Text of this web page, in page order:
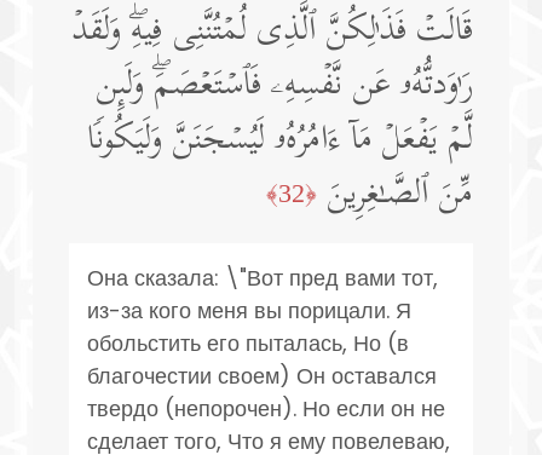
قَالَتۡ فَذَ ٰ⁠لِكُنَّ ٱلَّذِی لُمۡتُنَّنِی فِیهِۖ وَلَقَدۡ
رَ ٰ⁠وَدتُّهُۥ عَن نَّفۡسِهِۦ فَٱسۡتَعۡصَمَۖ وَلَىِٕن
لَّمۡ یَفۡعَلۡ مَاۤ ءَامُرُهُۥ لَیُسۡجَنَنَّ وَلَیَكُونࣰا
مِّنَ ٱلصَّـٰغِرِینَ ﴿32﴾
Она сказала: \"Вот пред вами тот,
из-за кого меня вы порицали. Я
обольстить его пыталась, Но (в
благочестии своем) Он оставался
твердо (непорочен). Но если он не
сделает того, Что я ему повелеваю,